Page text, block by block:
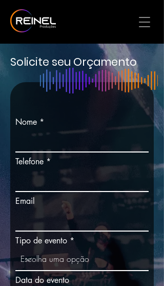
Solicite seu Orçamento
Nome
Telefone
Email
Tipo de evento
Data do evento